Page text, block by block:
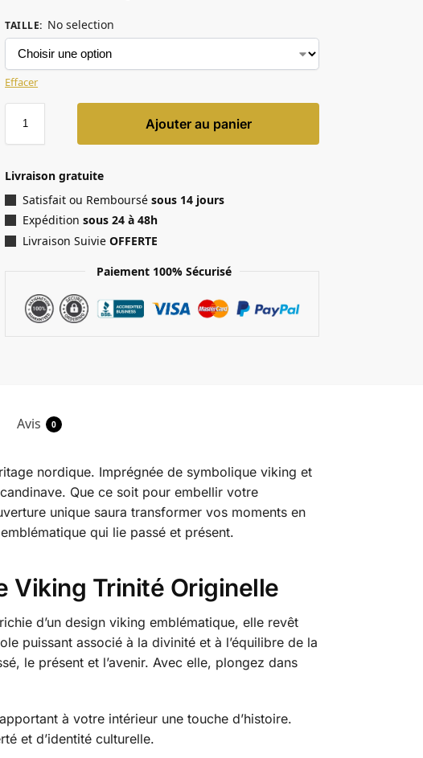
TAILLE: No selection
Effacer
Ajouter au panier
Livraison gratuite
Satisfait ou Remboursésous 14 jours
Expédition sous 24 à 48h
Livraison SuivieOFFERTE
Paiement 100% Sécurisé
Avis 0
nordique. Imprégnée de symbolique viking et
Que ce soit pour embellir votre
unique saura transformer vos moments en
qui lie passé et présent.
Viking Trinité Originelle
d’un design viking emblématique, elle revêt
puissant associé à la divinité et à l’équilibre de la
le présent et l’avenir. Avec elle, plongez dans
à votre intérieur une touche d’histoire.
et d’identité culturelle.